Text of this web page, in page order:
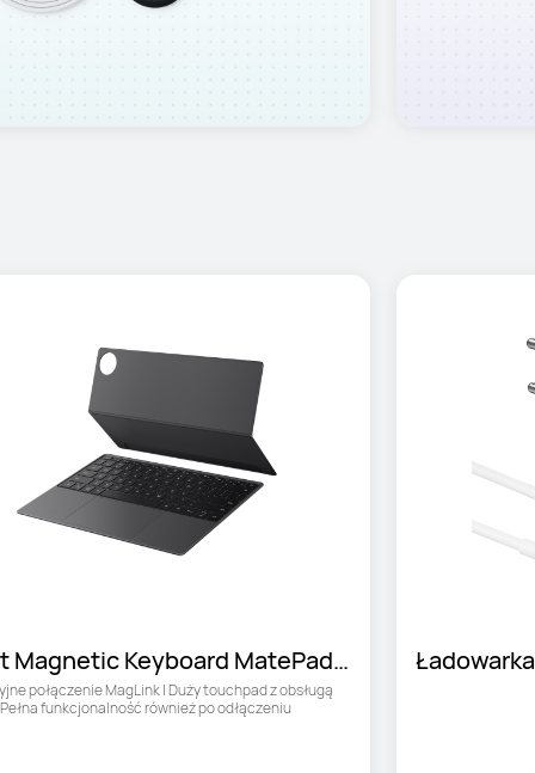
Magnetic Keyboard MatePad
połączenie MagLink | Duży touchpad z obsługą
funkcjonalność również po odłączeniu